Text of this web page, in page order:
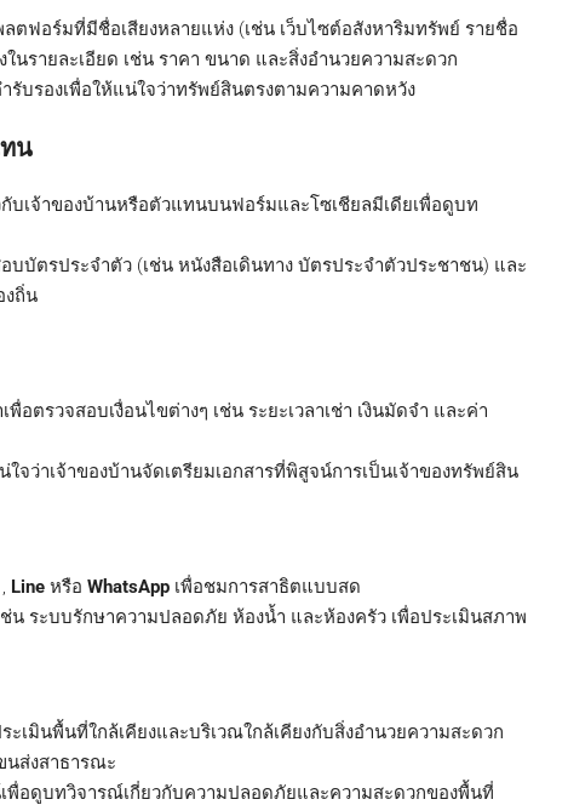
ฟอร์มที่มีชื่อเสียงหลายแห่ง (เช่น เว็บไซต์อสังหาริมทรัพย์ รายชื่อ
นรายละเอียด เช่น ราคา ขนาด และสิ่งอำนวยความสะดวก
บรองเพื่อให้แน่ใจว่าทรัพย์สินตรงตามความคาดหวัง
น
บเจ้าของบ้านหรือตัวแทนบนฟอร์มและโซเชียลมีเดียเพื่อดูบท
บบัตรประจำตัว (เช่น หนังสือเดินทาง บัตรประจำตัวประชาชน) และ
งถิ่น
พื่อตรวจสอบเงื่อนไขต่างๆ เช่น ระยะเวลาเช่า เงินมัดจำ และค่า
จว่าเจ้าของบ้านจัดเตรียมเอกสารที่พิสูจน์การเป็นเจ้าของทรัพย์สิน
, Line หรือ WhatsApp เพื่อชมการสาธิตแบบสด
ระบบรักษาความปลอดภัย ห้องน้ำ และห้องครัว เพื่อประเมินสภาพ
ะเมินพื้นที่ใกล้เคียงและบริเวณใกล้เคียงกับสิ่งอำนวยความสะดวก
นส่งสาธารณะ
พื่อดูบทวิจารณ์เกี่ยวกับความปลอดภัยและความสะดวกของพื้นที่